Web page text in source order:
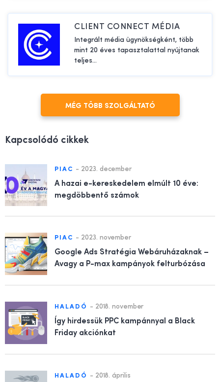
CLIENT CONNECT MÉDIA
Integrált média ügynökségként, több
mint 20 éves tapasztalattal nyújtanak
teljes...
MÉG TÖBB SZOLGÁLTATÓ
Kapcsolódó cikkek
PIAC - 2023. december
A hazai e-kereskedelem elmúlt 10 éve:
megdöbbentő számok
PIAC - 2023. november
Google Ads Stratégia Webáruházaknak –
Avagy a P-max kampányok felturbózása
HALADÓ - 2018. november
Így hirdessük PPC kampánnyal a Black
Friday akciónkat
HALADÓ - 2018. április